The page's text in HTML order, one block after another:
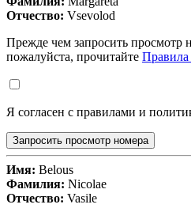
Отчество: Vsevolod
Прежде чем запросить просмотр
пожалуйста, прочитайте Правила
Я согласен с правилами и
Запросить просмотр номера
Имя: Belous
Фамилия: Nicolae
Отчество: Vasile